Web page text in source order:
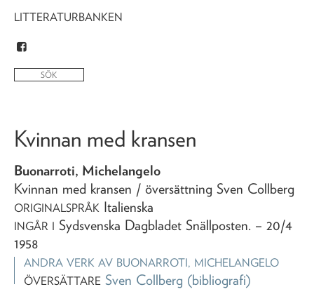
LITTERATURBANKEN
Kvinnan med kransen
Buonarroti, Michelangelo
Kvinnan med kransen / översättning Sven Collberg
ORIGINALSPRÅK Italienska
INGÅR I Sydsvenska Dagbladet Snällposten. – 20/4
1958
ANDRA VERK AV BUONARROTI, MICHELANGELO
ÖVERSÄTTARE Sven Collberg (bibliografi)